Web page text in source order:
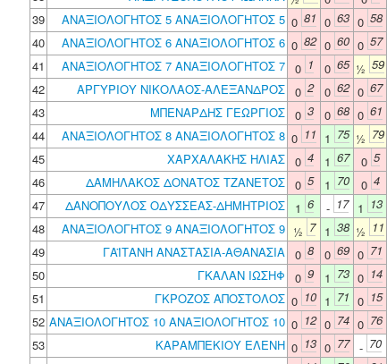
39
ΑΝΑΞΙΟΛΟΓΗΤΟΣ 5 ΑΝΑΞΙΟΛΟΓΗΤΟΣ 5 0 81 0 63 0 58
40
ΑΝΑΞΙΟΛΟΓΗΤΟΣ 6 ΑΝΑΞΙΟΛΟΓΗΤΟΣ 6 0 82 0 60 0 57
41
ΑΝΑΞΙΟΛΟΓΗΤΟΣ 7 ΑΝΑΞΙΟΛΟΓΗΤΟΣ 7 0 1 0 65 ½ 59
42
ΑΡΓΥΡΙΟΥ ΝΙΚΟΛΑΟΣ-ΑΛΕΞΑΝΔΡΟΣ 0 2 0 62 0 67
43
ΜΠΕΝΑΡΔΗΣ ΓΕΩΡΓΙΟΣ 0 3 0 68 0 61
44
ΑΝΑΞΙΟΛΟΓΗΤΟΣ 8 ΑΝΑΞΙΟΛΟΓΗΤΟΣ 8 0 11 1 75 ½ 79
45
ΧΑΡΧΑΛΑΚΗΣ ΗΛΙΑΣ 0 4 1 67 0 5
46
ΔΑΜΗΛΑΚΟΣ ΔΟΝΑΤΟΣ ΤΖΑΝΕΤΟΣ 0 5 1 70 0 4
47
ΔΑΝΟΠΟΥΛΟΣ ΟΔΥΣΣΕΑΣ-ΔΗΜΗΤΡΙΟΣ 1 6 - 17 1 13
48
ΑΝΑΞΙΟΛΟΓΗΤΟΣ 9 ΑΝΑΞΙΟΛΟΓΗΤΟΣ 9 ½ 7 1 38 ½ 11
49
ΓΑΪΤΑΝΗ ΑΝΑΣΤΑΣΙΑ-ΑΘΑΝΑΣΙΑ 0 8 0 69 0 71
50
ΓΚΑΛΑΝ ΙΩΣΗΦ 0 9 1 73 0 14
51
ΓΚΡΟΖΟΣ ΑΠΟΣΤΟΛΟΣ 0 10 1 71 0 15
52 ΑΝΑΞΙΟΛΟΓΗΤΟΣ 10 ΑΝΑΞΙΟΛΟΓΗΤΟΣ 10 0 12 0 74 0 76
53
ΚΑΡΑΜΠΕΚΙΟΥ ΕΛΕΝΗ 0 13 0 77 - 70